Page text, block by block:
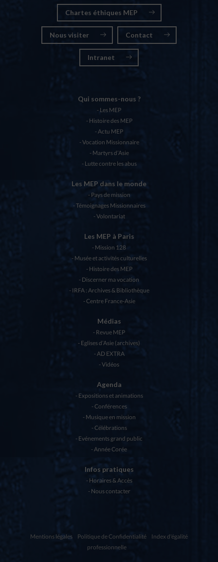
Chartes éthiques MEP
Nous visiter Contact
Intranet
Qui sommes-nous ?
Les MEP
Histoire des MEP
Actu MEP
Vocation Missionnaire
Martyrs d’Asie
Lutte contre les abus
Les MEP dans le monde
Pays de mission
Témoignages Missionnaires
Volontariat
Les MEP à Paris
Mission 128
Musée et activités culturelles
Histoire des MEP
Discerner ma vocation
IRFA : Archives & Bibliothèque
Centre France-Asie
Médias
Revue MEP
Eglises d’Asie (archives)
AD EXTRA
Vidéos
Agenda
Expositions et animations
Conférences
Musique en mission
Célébrations
Evénements grand public
Année Corée
Infos pratiques
Horaires & Accès
Nous contacter
Mentions légales Politique de Confidentialité
Index d'égalité
professionnelle